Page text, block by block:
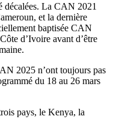
décalées. La CAN 2021
et la dernière
baptisée CAN
d’Ivoire avant d’être
2025 n’ont toujours pas
du 18 au 26 mars
pays, le Kenya, la